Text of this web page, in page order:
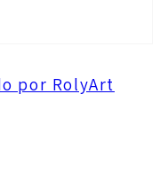
por RolyArt